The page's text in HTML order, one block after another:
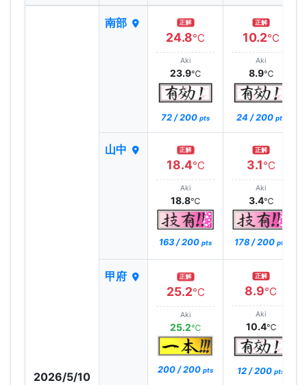
2026/5/10
南部 正解
24.8℃
Aki
23.9℃
72 / 200 pts
正解
10.2℃
Aki
8.9℃
24 / 200 pts
山中 正解
18.4℃
Aki
18.8℃
163 / 200 pts
正解
3.1℃
Aki
3.4℃
178 / 200 pts
甲府 正解
25.2℃
Aki
25.2℃
200 / 200 pts
正解
8.9℃
Aki
10.4℃
12 / 200 pts